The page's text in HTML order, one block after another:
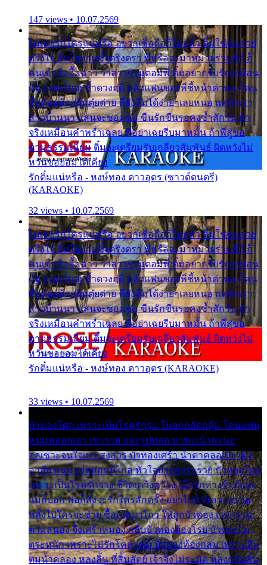
147 views • 10.07.2569
ไม่เคยรักใครแน่หรือ อยากเชื่อถือก็ไม่กล้า ติ๋มใช่คนสวย
ตรึงใจ ติ๋มใช่งามซึ้งตรึงตรา พี่หรือจะมาหมายร่วมชีวี ก็
คนเขาลืออื้อฉาว ว่าสาวๆรุมตอมพี่ ติ๋มอยากรับรักเหมือน
กัน แต่หวั่นจะช้ำดวงฤดี กลัวแฟนของพี่ชี้หน้าด่าทอ ก็คน
ชื่อต๋อยต้อยตุ้มตุ๋ยต่าย พี่ยังลืมได้ง่ายๆเลยหนอ แค่ตัวเรา
สาวบ้านนา แสนจะซอมซ่อ ขืนรักขืนรอคงช้ำสักวัน ถ้า
จริงเหมือนคำพร่ำเฉลย พี่อย่าเฉยรีบมาหมั้น ถ้าพี่สู่ขอ
ตามธรรมเนียม ติ๋มจะเตรียมรับเกลียวสัมพันธ์ ผิดหวังไม่
หวั่นขอยอมได้เคียง
รักติ๋มแน่หรือ - หงษ์ทอง ดาวอุดร (ซาวด์ดนตรี)
(KARAOKE)
32 views • 10.07.2569
ไม่เคยรักใครแน่หรือ อยากเชื่อถือก็ไม่กล้า ติ๋มใช่คนสวย
ตรึงใจ ติ๋มใช่งามซึ้งตรึงตรา พี่หรือจะมาหมายร่วมชีวี ก็
คนเขาลืออื้อฉาว ว่าสาวๆรุมตอมพี่ ติ๋มอยากรับรักเหมือน
กัน แต่หวั่นจะช้ำดวงฤดี กลัวแฟนของพี่ชี้หน้าด่าทอ ก็คน
ชื่อต๋อยต้อยตุ้มตุ๋ยต่าย พี่ยังลืมได้ง่ายๆเลยหนอ แค่ตัวเรา
สาวบ้านนา แสนจะซอมซ่อ ขืนรักขืนรอคงช้ำสักวัน ถ้า
จริงเหมือนคำพร่ำเฉลย พี่อย่าเฉยรีบมาหมั้น ถ้าพี่สู่ขอ
ตามธรรมเนียม ติ๋มจะเตรียมรับเกลียวสัมพันธ์ ผิดหวังไม่
หวั่นขอยอมได้เคียง
รักติ๋มแน่หรือ - หงษ์ทอง ดาวอุดร (KARAOKE)
33 views • 10.07.2569
บัวทองโศก เพราะเป็นโรครักรุม ในอกกลัดกลุ้ม โดนแฟน
หนุ่มหลอกเอา เขารวย และรูปหล่อ มาพะเน้าพะนอ
ออเซาะจนใจเบา สงสาร บัวทองเศร้า น้ำตาคลอเบ้า เฝ้า
อาลัย หนุ่มรูปหล่อหนีไกล หัวใจบัวทองระรวย บัวทองโศก
เพราะเป็นโรครักจาง ชีวิตเคว้งคว้าง เมื่อรักห่างร้างไกล
แม่ก็บอก พ่อก็สั่งจะรักใครสักครั้ง อย่าไปหวังความรวย
พลั้งไปใครจะช่วย ซื้อเปลมาไกว ให้ลูกบัวทอง เวรกรรม
ตามสนอง จึงเศร้าหมอง กลีบบัวทองต้องโรย บัวทองไม่
ตระหนัก เพราะไม่รักโคลนตม บัวทองท้องกลม เพราะลืม
ตมน้ำคลอง หลงลิ้น ที่สิ้นสัตย์ เจ้าจึงไม่ระมัด หลงกลิ่นลิ้น